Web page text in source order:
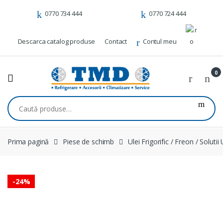
0770 734 444 0770 724 444
Descarca catalog produse Contact Contul meu
0
Caută după:
Prima pagină Piese de schimb Ulei Frigorific / Freon / Solutii
-24%